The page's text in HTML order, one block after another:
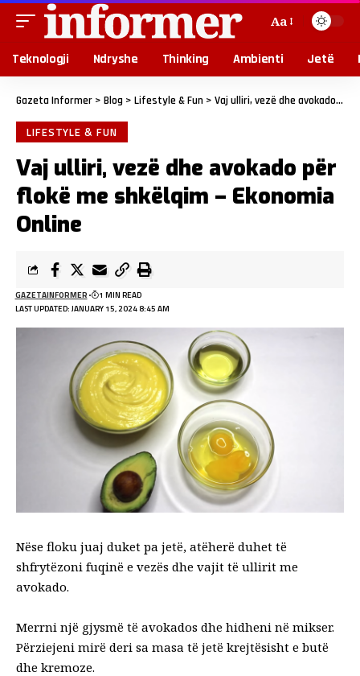
Aa
Teknologji Ndryshe Thinking Ambienti Jetë
Gazeta Informer > Blog > Lifestyle & Fun > Vaj ulliri, vezë dhe avokado për flokë me shkëlqim – Ekonomia Online
LIFESTYLE & FUN
Vaj ulliri, vezë dhe avokado për
flokë me shkëlqim – Ekonomia
Online
LAST UPDATED: JANUARY 15, 2024 8:45 AM
GAZETAINFORMER 1 MIN READ
Nëse floku juaj duket pa jetë, atëherë duhet të
shfrytëzoni fuqinë e vezës dhe vajit të ullirit me
avokado.
Merrni një gjysmë të avokados dhe hidheni në mikser.
Përziejeni mirë deri sa masa të jetë krejtësisht e butë
dhe kremoze.